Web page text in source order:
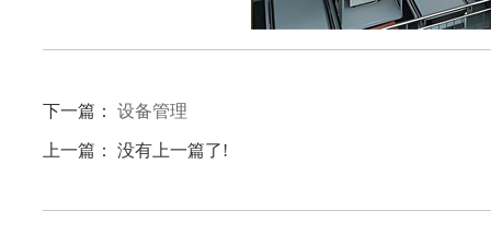
下一篇： 设备管理
上一篇： 没有上一篇了!